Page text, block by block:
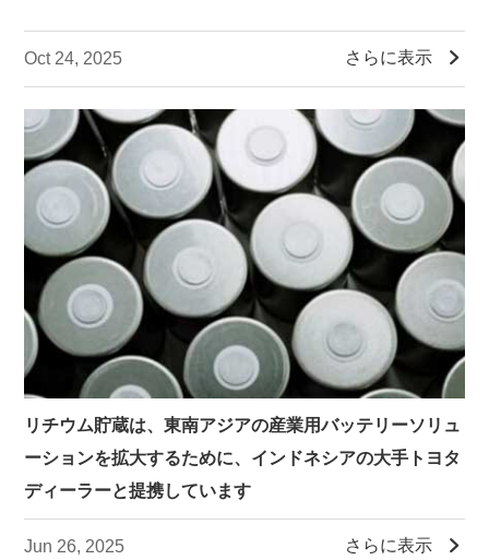
Oct 24, 2025 さらに表示 
リチウム貯蔵は、東南アジアの産業用バッテリーソリュ
ーションを拡大するために、インドネシアの大手トヨタ
ディーラーと提携しています
Jun 26, 2025 さらに表示 